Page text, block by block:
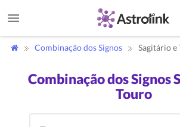
Combinação dos Signos Sagitário e
Combinação dos Signos
Touro